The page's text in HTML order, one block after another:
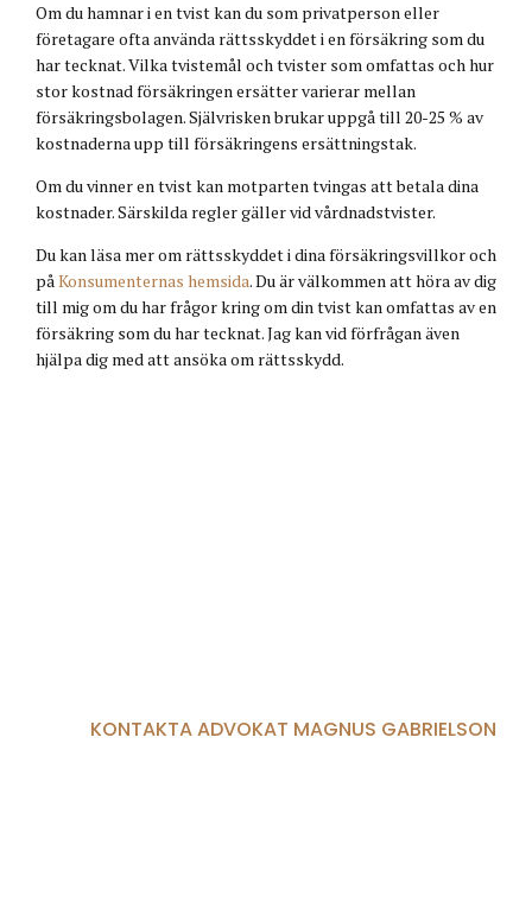
Om du hamnar i en tvist kan du som privatperson eller
företagare ofta använda rättsskyddet i en försäkring som du
har tecknat. Vilka tvistemål och tvister som omfattas och hur
stor kostnad försäkringen ersätter varierar mellan
försäkringsbolagen. Självrisken brukar uppgå till 20-25 % av
kostnaderna upp till försäkringens ersättningstak.
Om du vinner en tvist kan motparten tvingas att betala dina
kostnader. Särskilda regler gäller vid vårdnadstvister.
Du kan läsa mer om rättsskyddet i dina försäkringsvillkor och
påKonsumenternas hemsida. Du är välkommen att höra av dig
till mig om du har frågor kring om din tvist kan omfattas av en
försäkring som du har tecknat. Jag kan vid förfrågan även
hjälpa dig med att ansöka om rättsskydd.
KONTAKTA ADVOKAT MAGNUS GABRIELSON